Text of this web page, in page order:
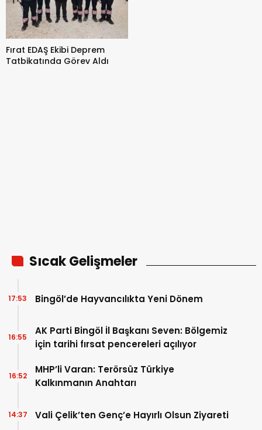
Fırat EDAŞ Ekibi Deprem
Tatbikatında Görev Aldı
Sıcak Gelişmeler
Bingöl’de Hayvancılıkta Yeni Dönem
17:53
AK Parti Bingöl İl Başkanı Seven: Bölgemiz
için tarihi fırsat pencereleri açılıyor
16:55
MHP’li Varan: Terörsüz Türkiye
Kalkınmanın Anahtarı
16:52
Vali Çelik’ten Genç’e Hayırlı Olsun Ziyareti
14:37